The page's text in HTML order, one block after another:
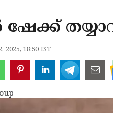
ഷേക്ക്
2025, 18:50 IST